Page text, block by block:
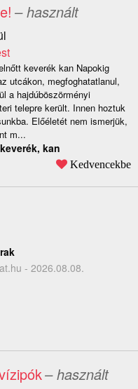
– használt
keverék kan Napokig
utcákon, megfoghatatlanul,
a hajdúböszörményi
telepre került. Innen hoztuk
Előéletét nem ismerjük,
m...
kan
Kedvencekbe
- 2026.08.08.
– használt